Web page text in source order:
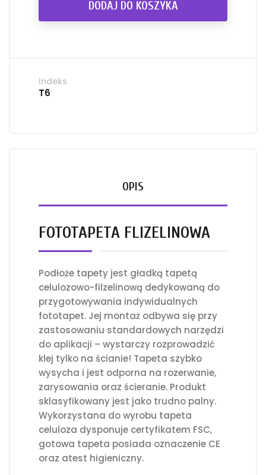
DODAJ DO KOSZYKA
Indeks
T6
OPIS
FOTOTAPETA FLIZELINOWA
Podłoże tapety jest gładką tapetą
celulozowo-filzelinową dedykowaną do
przygotowywania indywidualnych
fototapet. Jej montaż odbywa się przy
zastosowaniu standardowych narzędzi
do aplikacji – wystarczy rozprowadzić
klej tylko na ścianie! Tapeta szybko
wysycha i jest odporna na rozerwanie,
zarysowania oraz ścieranie. Produkt
sklasyfikowany jest jako trudno palny.
Wykorzystana do wyrobu tapeta
celuloza dysponuje certyfikatem FSC,
gotowa tapeta posiada oznaczenie CE
oraz atest higieniczny.